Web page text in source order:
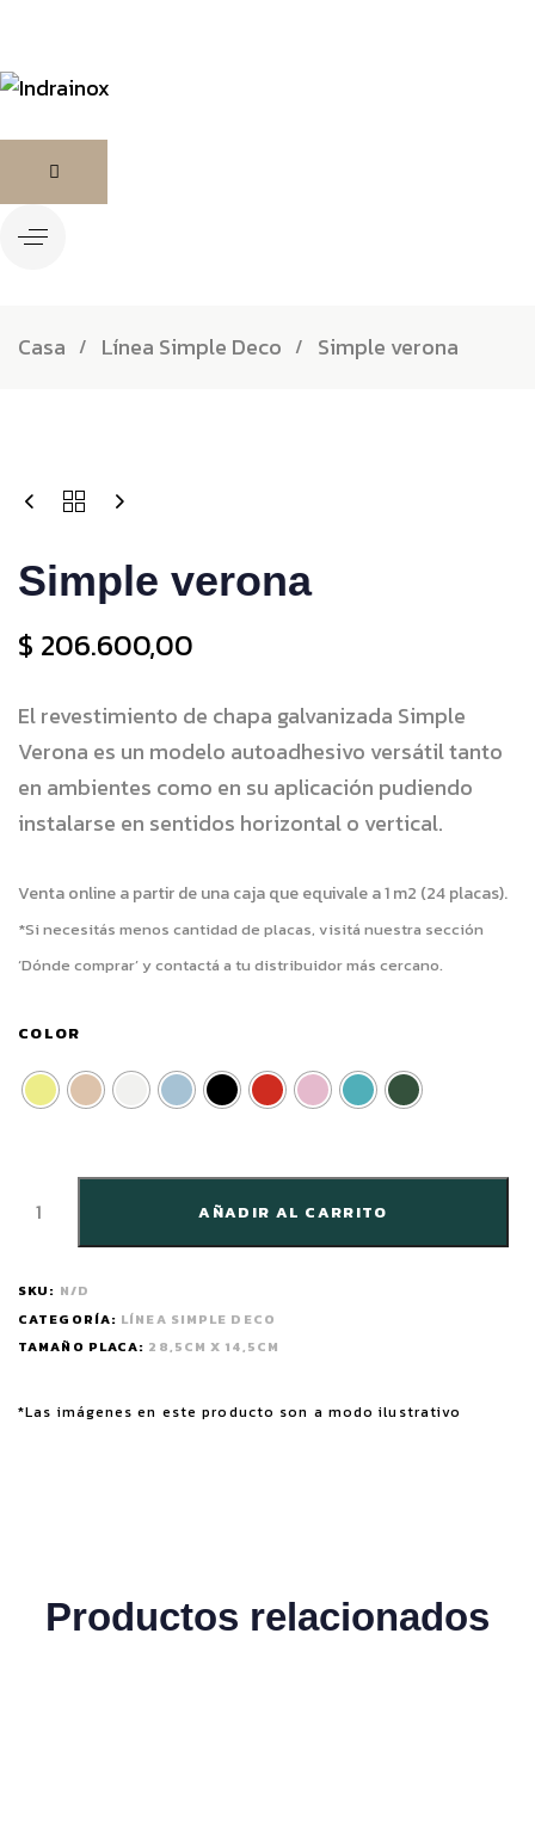
Casa Línea Simple Deco Simple verona
Simple verona
$ 206.600,00
El revestimiento de chapa galvanizada Simple
Verona es un modelo autoadhesivo versátil tanto
en ambientes como en su aplicación pudiendo
instalarse en sentidos horizontal o vertical.
Venta online a partir de una caja que equivale a 1 m2 (24 placas).
*Si necesitás menos cantidad de placas, visitá nuestra sección
‘Dónde comprar’ y contactá a tu distribuidor más cercano.
COLOR
AÑADIR AL CARRITO
SKU: N/D
CATEGORÍA: LÍNEA SIMPLE DECO
TAMAÑO PLACA: 28,5CM X 14,5CM
*Las imágenes en este producto son a modo ilustrativo
Productos relacionados